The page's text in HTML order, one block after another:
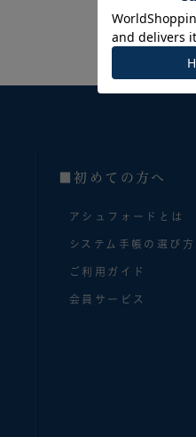
■初めての方へ
アシュフォードとは
システム手帳の選び方
ご利用ガイド
会員サービス